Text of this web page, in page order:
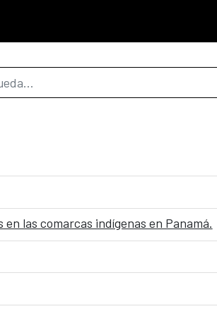
búsqueda
las comarcas indígenas en Panamá.